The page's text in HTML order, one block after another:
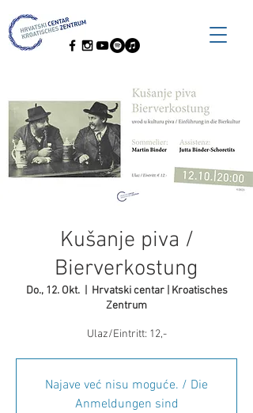
Kušanje piva /
Bierverkostung
Do., 12. Okt.
  |
Hrvatski centar | Kroatisches
Zentrum
Ulaz/Eintritt: 12,-
Najave već nisu moguće. / Die
Anmeldungen sind